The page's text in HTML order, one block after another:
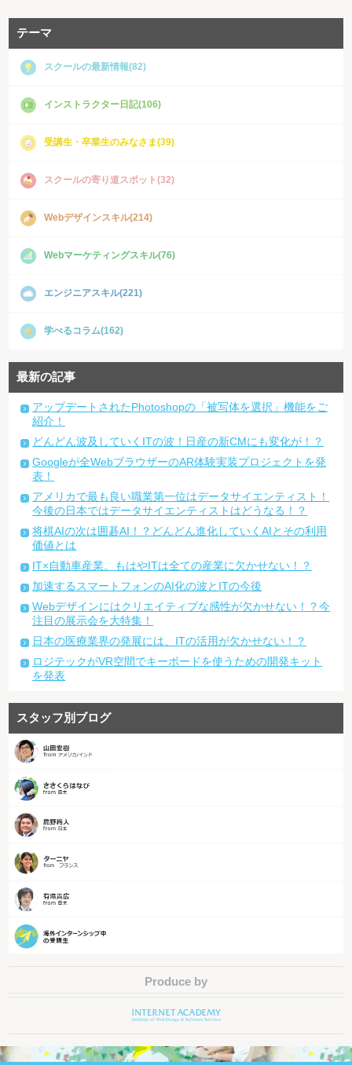
テーマ
スクールの最新情報(82)
インストラクター日記(106)
受講生・卒業生のみなさま(39)
スクールの寄り道スポット(32)
Webデザインスキル(214)
Webマーケティングスキル(76)
エンジニアスキル(221)
学べるコラム(162)
最新の記事
アップデートされたPhotoshopの「被写体を選択」機能をご
紹介！
どんどん波及していくITの波！日産の新CMにも変化が！？
Googleが全WebブラウザーのAR体験実装プロジェクトを発
表！
アメリカで最も良い職業第一位はデータサイエンティスト！
今後の日本ではデータサイエンティストはどうなる！？
将棋AIの次は囲碁AI！？どんどん進化していくAIとその利用
価値とは
IT×自動車産業。もはやITは全ての産業に欠かせない！？
加速するスマートフォンのAI化の波とITの今後
Webデザインにはクリエイティブな感性が欠かせない！？今
注目の展示会を大特集！
日本の医療業界の発展には、ITの活用が欠かせない！？
ロジテックがVR空間でキーボードを使うための開発キット
を発表
スタッフ別ブログ
Produce by